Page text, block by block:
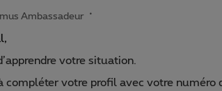
Ambassadeur
votre situation.
compléter votre profil avec votre numéro